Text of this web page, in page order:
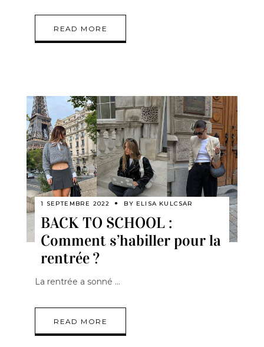
READ MORE
1 SEPTEMBRE 2022 BY ELISA KULCSAR
BACK TO SCHOOL :
Comment s’habiller pour la
rentrée ?
La rentrée a sonné
READ MORE